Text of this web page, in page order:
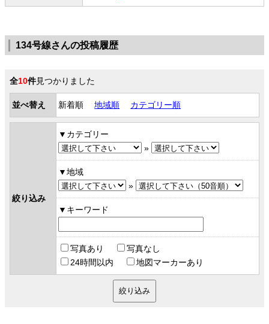
134号線さんの投稿履歴
全10件見つかりました
並べ替え 新着順 地域順 カテゴリー順
絞り込み
カテゴリー
»
地域
»
キーワード
写真あり
写真なし
24時間以内
地図マーカーあり